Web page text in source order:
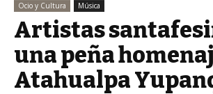
Ocio y Cultura Música
Artistas
una peña
Atahualpa